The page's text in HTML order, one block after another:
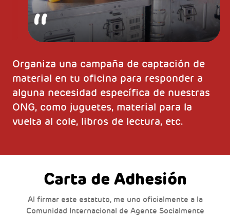
Organiza una campaña de captación de
material en tu oficina para responder a
alguna necesidad específica de nuestras
ONG, como juguetes, material para la
vuelta al cole, libros de lectura, etc.
Carta de Adhesión
Al firmar este estatuto, me uno oficialmente a la
Comunidad Internacional de Agente Socialmente